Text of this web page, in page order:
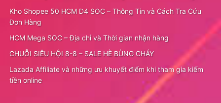
Kho Shopee 50 HCM D4 SOC – Thông Tin và Cách Tra Cứu
Đơn Hàng
HCM Mega SOC – Địa chỉ và Thời gian nhận hàng
CHUỖI SIÊU HỘI 8-8 – SALE HÈ BÙNG CHÁY
Lazada Affiliate và những ưu khuyết điểm khi tham gia kiếm
tiền online